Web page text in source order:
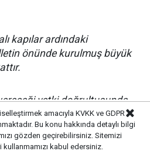
kapılar ardındaki
önünde kurulmuş büyük
yetki doğrultusunda
açık ve şeffaf bir
tecelligâhı olan TBMM çatısı
amacıyla KVKK ve GDPR
Bu konu hakkında detaylı bilgi
gözden geçirebilirsiniz. Sitemizi
kullanmamızı kabul edersiniz.